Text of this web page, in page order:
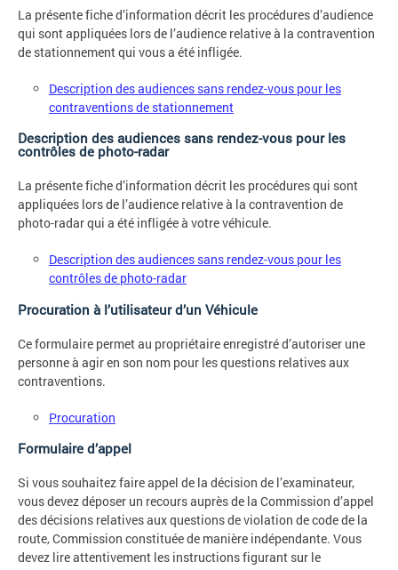
La présente fiche d’information décrit les procédures d’audience
qui sont appliquées lors de l’audience relative à la contravention
de stationnement qui vous a été infligée.
Description des audiences sans rendez-vous pour les
contraventions de stationnement
Description des audiences sans rendez-vous pour les
contrôles de photo-radar
La présente fiche d’information décrit les procédures qui sont
appliquées lors de l’audience relative à la contravention de
photo-radar qui a été infligée à votre véhicule.
Description des audiences sans rendez-vous pour les
contrôles de photo-radar
Procuration à l’utilisateur d’un Véhicule
Ce formulaire permet au propriétaire enregistré d’autoriser une
personne à agir en son nom pour les questions relatives aux
contraventions.
Procuration
Formulaire d’appel
Si vous souhaitez faire appel de la décision de l’examinateur,
vous devez déposer un recours auprès de la Commission d’appel
des décisions relatives aux questions de violation de code de la
route, Commission constituée de manière indépendante. Vous
devez lire attentivement les instructions figurant sur le